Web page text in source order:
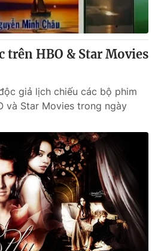
trên HBO & Star Movies
giả lịch chiếu các bộ phim
và Star Movies trong ngày